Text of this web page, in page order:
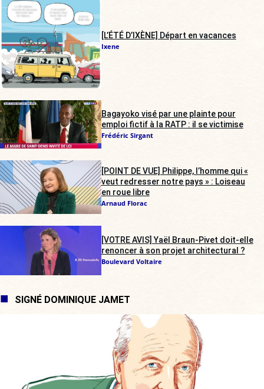
[L’ÉTÉ D’IXÈNE] Départ en vacances
Ixene
Bagayoko visé par une plainte pour
emploi fictif à la RATP : il se victimise
Frédéric Sirgant
[POINT DE VUE] Philippe, l’homme qui «
veut redresser notre pays » : Loiseau
en roue libre
Arnaud Florac
[VOTRE AVIS] Yaël Braun-Pivet doit-elle
renoncer à son projet architectural ?
Boulevard Voltaire
SIGNÉ DOMINIQUE JAMET